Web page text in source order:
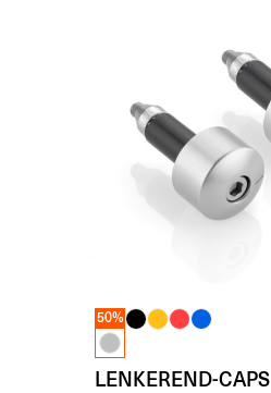
50%
LENKEREND-CAPS